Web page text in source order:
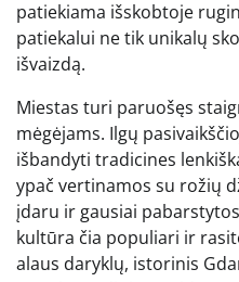
patiekiama išskobtoje
patiekalui ne tik unikalų
išvaizdą.
Miestas turi paruošęs
mėgėjams. Ilgų
išbandyti tradicines
ypač vertinamos su rožių
įdaru ir gausiai
kultūra čia populiari ir
alaus daryklų, istorinis